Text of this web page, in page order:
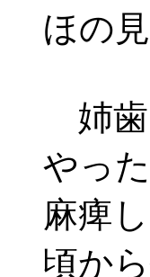
ほの
姉歯
やっ
麻痺
頃か